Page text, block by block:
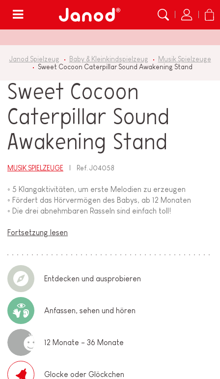
Janod Spielzeug Baby & Kleinkindspielzeug
Musik Spielzeuge
Sweet Cocoon Caterpillar Sound Awakening Stand
Sweet Cocoon
Caterpillar Sound
Awakening Stand
MUSIK SPIELZEUGE Ref.J04058
◦ 5 Klangaktivitäten, um erste Melodien zu erzeugen
◦ Fördert das Hörvermögen des Babys, ab 12 Monaten
◦ Die drei abnehmbaren Rasseln sind einfach toll!
Fortsetzung lesen
Entdecken und ausprobieren
Anfassen, sehen und hören
12 Monate - 36 Monate
Glocke oder Glöckchen